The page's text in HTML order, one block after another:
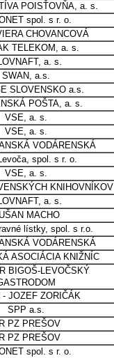
POISŤOVŇA, a. s.
spol. s r. o.
CHOVANCOVÁ
TELEKOM, a. s.
a. s.
SWAN, a.s.
SLOVENSKO a.s.
POŠTA, a. s.
VSE, a. s.
VSE, a. s.
VODÁRENSKÁ
spol. s r. o.
VSE, a. s.
KNIHOVNÍKOV
a. s.
MACHO
lístky, spol. s r.o.
VODÁRENSKÁ
ASOCIÁCIA KNIŽNÍC
BIGOŠ-LEVOČSKÝ
- JOZEF ZORIČÁK
SPP a.s.
PZ PREŠOV
PZ PREŠOV
spol. s r. o.